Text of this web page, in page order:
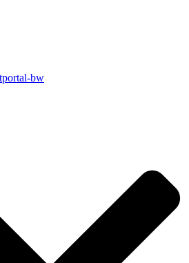
von Harald Schwiers
bw